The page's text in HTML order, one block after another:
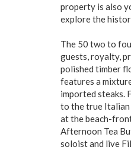
property is also
explore the
The 50 two to
guests, royalty,
polished timber
features a
imported steaks.
to the true Italian
at the beach-
Afternoon Tea
soloist and live